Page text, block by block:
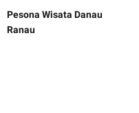
Pesona Wisata Danau
Ranau